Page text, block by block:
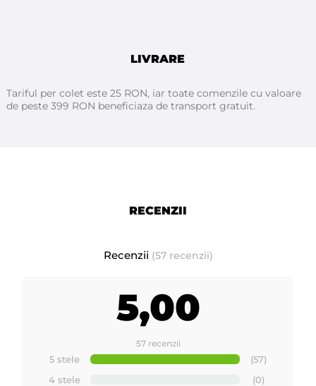
se simte sănătos la atingere.LIVRARE
Tariful per colet este 25 RON, iar toate comenzile cu valoare
de peste 399 RON beneficiaza de transport gratuit.
RECENZII
Recenzii (57 recenzii)
5,00
57 recenzii
5 stele
(57)
4 stele
(0)